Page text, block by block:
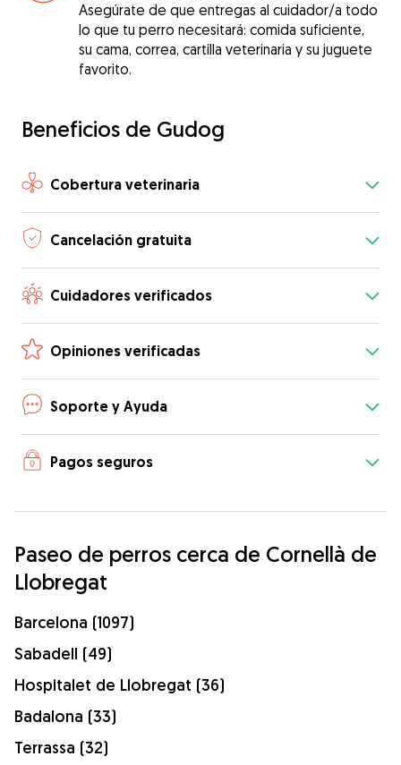
Asegúrate de que entregas al cuidador/a todo
lo que tu perro necesitará: comida suficiente,
su cama, correa, cartilla veterinaria y su juguete
favorito.
Beneficios de Gudog
Cobertura veterinaria
Cancelación gratuita
Cuidadores verificados
Opiniones verificadas
Soporte y Ayuda
Pagos seguros
Paseo de perros cerca de Cornellà de
Llobregat
Barcelona (1097)
Sabadell (49)
Hospitalet de Llobregat (36)
Badalona (33)
Terrassa (32)